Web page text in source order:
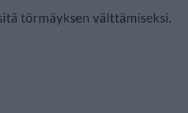
törmäyksen välttämiseksi.